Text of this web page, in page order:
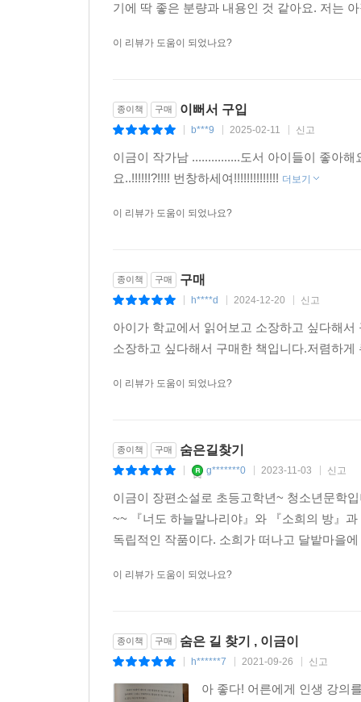
기에 딱 좋은 분량과 내용인 것 같아요. 저는
이 리뷰가 도움이 되었나요?
종이책 구매 이뻐서 구입
b***9 2025-02-11 신고
이금이 작가남 ...............도서 아이들이 좋아
요..!!!!!!?!!!! 번창하세여!!!!!!!!!!!!!! 더보기
이 리뷰가 도움이 되었나요?
종이책 구매 구매
h****d 2024-12-20 신고
아이가 학교에서 읽어보고 소장하고 싶다해
소장하고 싶다해서 구매한 책입니다.저렴하
이 리뷰가 도움이 되었나요?
종이책 구매 숨은길찾기
g*******0 2023-11-03 신고
이금이 장편소설로 초등고학년~ 청소년문학
~~ 『너도 하늘말나리야』와 『소희의 방』
독립적인 작품이다. 소희가 떠나고 달밭마을
이 리뷰가 도움이 되었나요?
종이책 구매 숨은 길 찾기 , 이금이
h******7 2021-09-26 신고
아 좋다! 어른에게 인생 강의